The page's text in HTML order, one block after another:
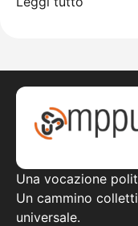
Una vocazione
Un cammino
universale.